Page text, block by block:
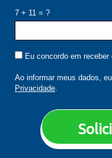
7 + 11 = ?
Eu concordo em receber
Ao informar meus dados,
Privacidade.